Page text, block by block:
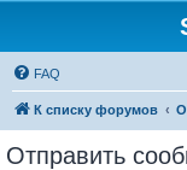
FAQ
К списку форумов
Отправить